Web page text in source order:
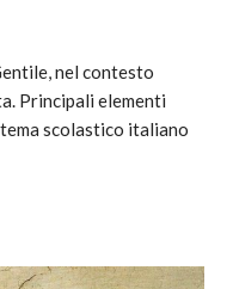
nel contesto
Principali elementi
scolastico italiano